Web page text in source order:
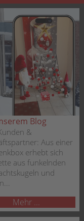
Blog
&
Aus einer
erhebt sich
aus funkelnden
und
Mehr ...